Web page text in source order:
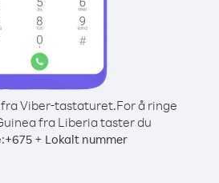
Viber-tastaturet.For å ringe
fra Liberia taster du
+675 + Lokalt nummer